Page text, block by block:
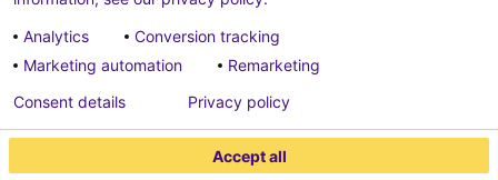
Note legali Cookie policy
Cookies parameters Privacy policy
Analytics
Conversion tracking
Marketing automation
Remarketing
Accept all
Consent details Privacy policy